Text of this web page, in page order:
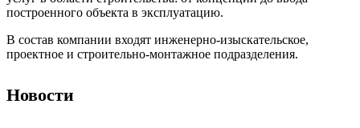
построенного объекта в эксплуатацию.
В состав компании входят инженерно-изыскательское,
проектное и строительно-монтажное подразделения.
Новости